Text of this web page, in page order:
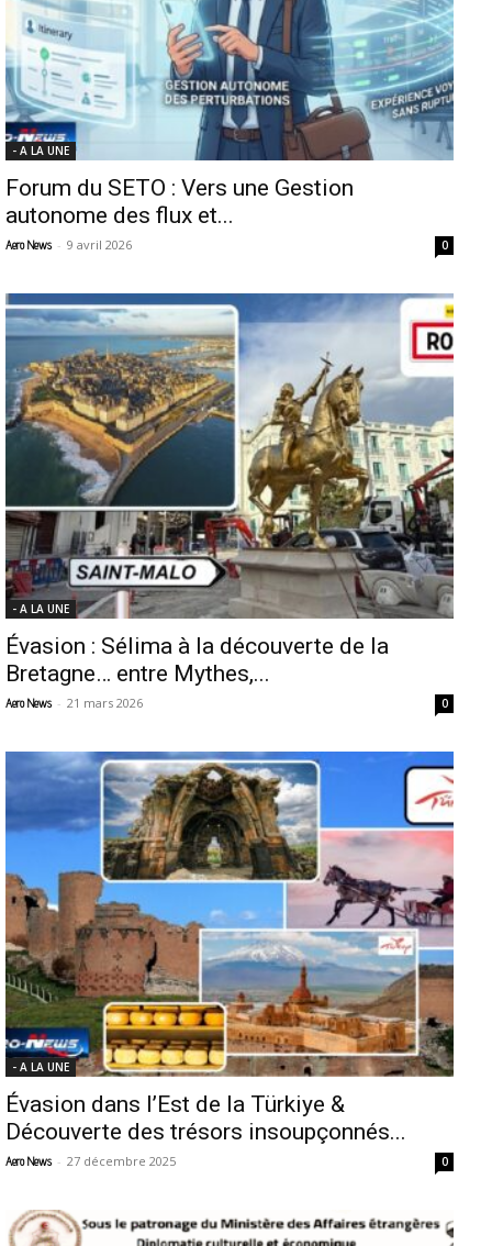
- A LA UNE
Forum du SETO : Vers une Gestion
autonome des flux et...
Aero News - 9 avril 2026 0
- A LA UNE
Évasion : Sélima à la découverte de la
Bretagne… entre Mythes,...
Aero News - 21 mars 2026 0
- A LA UNE
Évasion dans l’Est de la Türkiye &
Découverte des trésors insoupçonnés...
Aero News - 27 décembre 2025 0